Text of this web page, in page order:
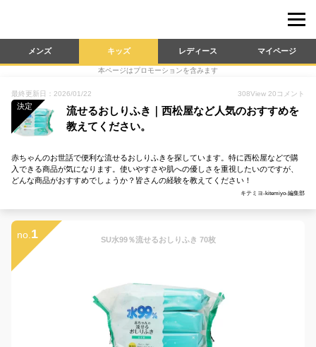
メンズ キッズ レディース マイページ
本ページはプロモーションを含みます
最終更新日：2026/01/22 308View 20 コメント
決定
流せるおしりふき｜西松屋など人気のおすすめを
教えてください。
赤ちゃんのお世話で便利な流せるおしりふきを探しています。特に西松屋などで購
入できる商品が気になります。使いやすさや肌への優しさを重視したいのですが、
どんな商品がおすすめでしょうか？皆さんの経験を教えてください！
キテミヨ-kitemiyo-編集部
no. 1 SU水99％流せるおしりふき 70枚